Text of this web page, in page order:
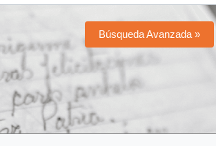
Búsqueda Avanzada »